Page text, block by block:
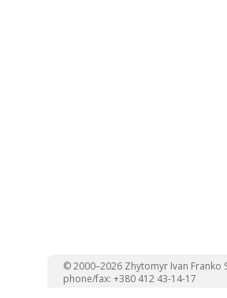
© 2000–2026 Zhytomyr Ivan Franko
phone/fax: +380 412 43-14-17